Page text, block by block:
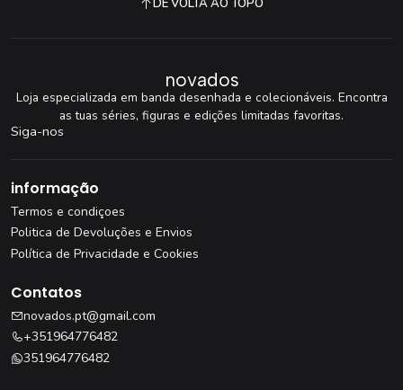
DE VOLTA AO TOPO
novados
Loja especializada em banda desenhada e colecionáveis. Encontra
as tuas séries, figuras e edições limitadas favoritas.
Siga-nos
informação
Termos e condiçoes
Politica de Devoluções e Envios
Política de Privacidade e Cookies
Contatos
novados.pt@gmail.com
+351964776482
351964776482